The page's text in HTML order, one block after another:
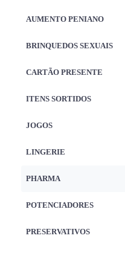
AUMENTO PENIANO
BRINQUEDOS SEXUAIS
CARTÃO PRESENTE
ITENS SORTIDOS
JOGOS
LINGERIE
PHARMA
POTENCIADORES
PRESERVATIVOS